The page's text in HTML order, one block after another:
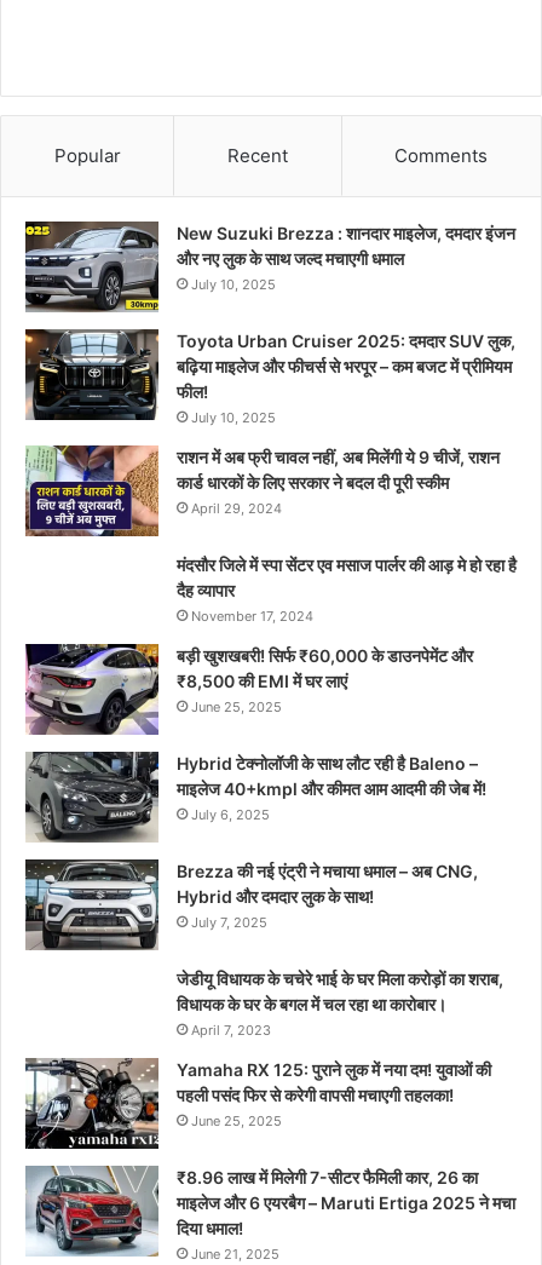
Popular Recent Comments
New Suzuki Brezza : शानदार माइलेज, दमदार इंजन
और नए लुक के साथ जल्द मचाएगी धमाल
July 10, 2025
Toyota Urban Cruiser 2025: दमदार SUV लुक,
बढ़िया माइलेज और फीचर्स से भरपूर – कम बजट में प्रीमियम
फील!
July 10, 2025
राशन में अब फ्री चावल नहीं, अब मिलेंगी ये 9 चीजें, राशन
कार्ड धारकों के लिए सरकार ने बदल दी पूरी स्कीम
April 29, 2024
मंदसौर जिले में स्पा सेंटर एव मसाज पार्लर की आड़ मे हो रहा है
दैह व्यापार
November 17, 2024
बड़ी खुशखबरी! सिर्फ ₹60,000 के डाउनपेमेंट और
₹8,500 की EMI में घर लाएं
June 25, 2025
Hybrid टेक्नोलॉजी के साथ लौट रही है Baleno –
माइलेज 40+kmpl और कीमत आम आदमी की जेब में!
July 6, 2025
Brezza की नई एंट्री ने मचाया धमाल – अब CNG,
Hybrid और दमदार लुक के साथ!
July 7, 2025
जेडीयू विधायक के चचेरे भाई के घर मिला करोड़ों का शराब,
विधायक के घर के बगल में चल रहा था कारोबार।
April 7, 2023
Yamaha RX 125: पुराने लुक में नया दम! युवाओं की
पहली पसंद फिर से करेगी वापसी मचाएगी तहलका!
June 25, 2025
₹8.96 लाख में मिलेगी 7-सीटर फैमिली कार, 26 का
माइलेज और 6 एयरबैग – Maruti Ertiga 2025 ने मचा
दिया धमाल!
June 21, 2025